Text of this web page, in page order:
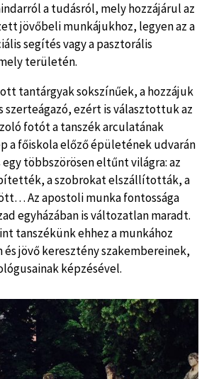
a tudásról, mely hozzájárul az
jövőbeli munkájukhoz, legyen az a
segítés vagy a pasztorális
területén.
tantárgyak sokszínűek, a hozzájuk
szerteágazó, ezért is választottuk az
fotót a tanszék arculatának
a főiskola előző épületének udvarán
többszörösen eltűnt világra: az
a szobrokat elszállították, a
Az apostoli munka fontossága
egyházában is változatlan maradt.
tanszékünk ehhez a munkához
és jövő keresztény szakembereinek,
képzésével.